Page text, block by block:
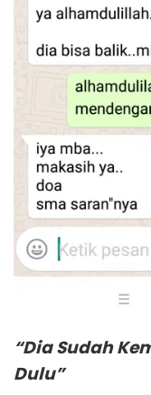
“Dia Sudah
Dulu”